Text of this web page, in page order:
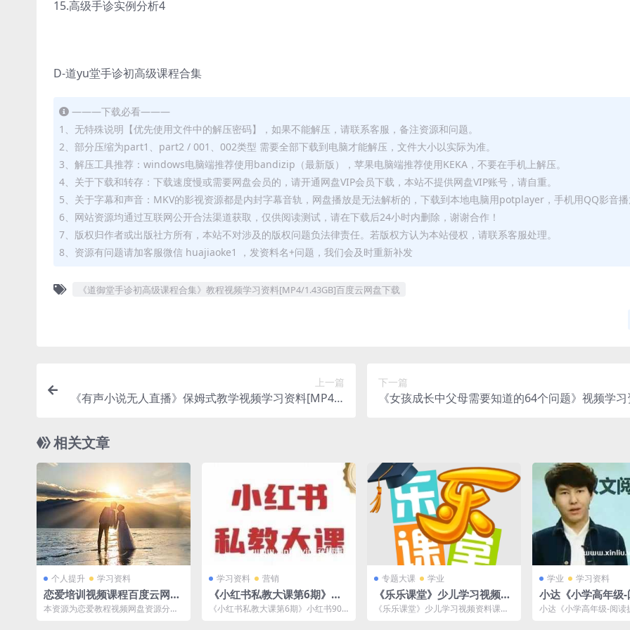
15.高级手诊实例分析4
D-道yu堂手诊初高级课程合集
———下载必看———
1、无特殊说明【优先使用文件中的解压密码】，如果不能解压，请联系客服，备注资源和问题。
2、部分压缩为part1、part2 / 001、002类型 需要全部下载到电脑才能解压，文件大小以实际为准。
3、解压工具推荐：windows电脑端推荐使用bandizip（最新版），苹果电脑端推荐使用KEKA，不要在手机上解压。
4、关于下载和转存：下载速度慢或需要网盘会员的，请开通网盘VIP会员下载，本站不提供网盘VIP账号，请自重。
5、关于字幕和声音：MKV的影视资源都是内封字幕音轨，网盘播放是无法解析的，下载到本地电脑用potplayer，手机用QQ影音
6、网站资源均通过互联网公开合法渠道获取，仅供阅读测试，请在下载后24小时内删除，谢谢合作！
7、版权归作者或出版社方所有，本站不对涉及的版权问题负法律责任。若版权方认为本站侵权，请联系客服处理。
8、资源有问题请加客服微信 huajiaoke1 ，发资料名+问题，我们会及时重新补发
《道御堂手诊初高级课程合集》教程视频学习资料[MP4/1.43GB]百度云网盘下载
上一篇
《有声小说无人直播》保姆式教学视频学习资料[MP4/1
下一篇
《女孩成长中父母需要知道的64个问题》视频学
相关文章
个人提升 学习资料
恋爱培训视频课程百度云网盘
下载[MP4/6.10GB]
本资源为恋爱教程视频网盘资源分享
学习资料 营销
《小红书私教大课第6期》视
频学习资料[MP4/517.7 MB]
《小红书私教大课第6期》小红书90
专题大课 学业
《乐乐课堂》少儿学习视频资
料课程合集-百度云网盘下载
《乐乐课堂》少儿学习视频资料课程
学业 学习资料
小达《小学高年级
课》视频+文档-百
小达《小学高年级-阅读